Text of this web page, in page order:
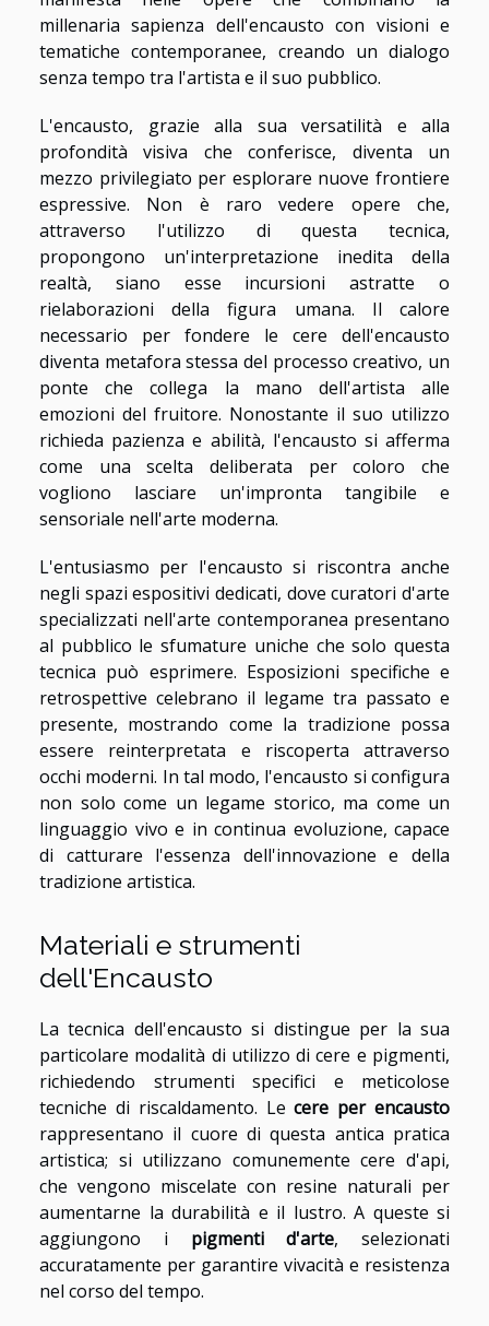
millenaria sapienza dell'encausto con visioni e
tematiche contemporanee, creando un dialogo
senza tempo tra l'artista e il suo pubblico.
L'encausto, grazie alla sua versatilità e alla
profondità visiva che conferisce, diventa un
mezzo privilegiato per esplorare nuove frontiere
espressive. Non è raro vedere opere che,
attraverso l'utilizzo di questa tecnica,
propongono un'interpretazione inedita della
realtà, siano esse incursioni astratte o
rielaborazioni della figura umana. Il calore
necessario per fondere le cere dell'encausto
diventa metafora stessa del processo creativo, un
ponte che collega la mano dell'artista alle
emozioni del fruitore. Nonostante il suo utilizzo
richieda pazienza e abilità, l'encausto si afferma
come una scelta deliberata per coloro che
vogliono lasciare un'impronta tangibile e
sensoriale nell'arte moderna.
L'entusiasmo per l'encausto si riscontra anche
negli spazi espositivi dedicati, dove curatori d'arte
specializzati nell'arte contemporanea presentano
al pubblico le sfumature uniche che solo questa
tecnica può esprimere. Esposizioni specifiche e
retrospettive celebrano il legame tra passato e
presente, mostrando come la tradizione possa
essere reinterpretata e riscoperta attraverso
occhi moderni. In tal modo, l'encausto si configura
non solo come un legame storico, ma come un
linguaggio vivo e in continua evoluzione, capace
di catturare l'essenza dell'innovazione e della
tradizione artistica.
Materiali e strumenti
dell'Encausto
La tecnica dell'encausto si distingue per la sua
particolare modalità di utilizzo di cere e pigmenti,
richiedendo strumenti specifici e meticolose
tecniche di riscaldamento. Lecere per encausto
rappresentano il cuore di questa antica pratica
artistica; si utilizzano comunemente cere d'api,
che vengono miscelate con resine naturali per
aumentarne la durabilità e il lustro. A queste si
aggiungono i pigmenti d'arte, selezionati
accuratamente per garantire vivacità e resistenza
nel corso del tempo.